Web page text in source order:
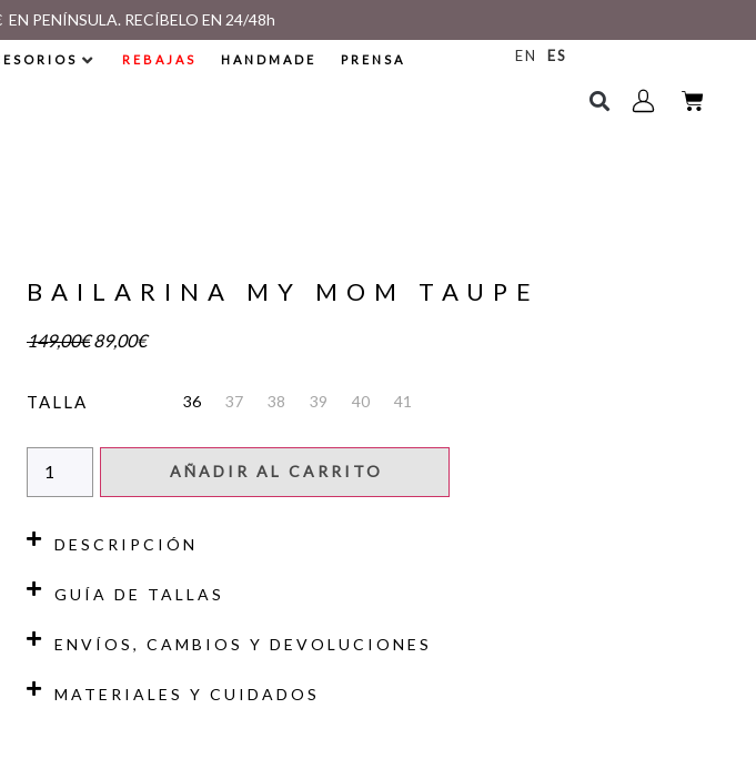
PENÍNSULA. RECÍBELO EN 24/48h
REBAJAS HANDMADE PRENSA EN ES
BAILARINA MY MOM TAUPE
149,00€ 89,00€
TALLA 36 37 38 39 40 41
AÑADIR AL CARRITO
DESCRIPCIÓN
GUÍA DE TALLAS
ENVÍOS, CAMBIOS Y DEVOLUCIONES
MATERIALES Y CUIDADOS